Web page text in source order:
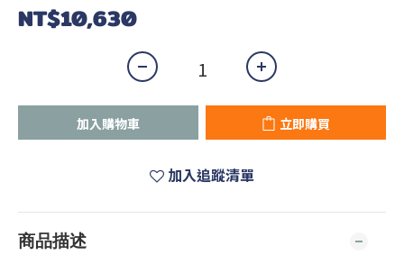
NT$10,630
加入購物車 立即購買
加入追蹤清單
商品描述